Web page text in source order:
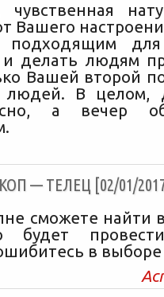
чувственная
Вашего
подходящим
делать людям
Вашей второй
людей. В целом,
а вечер
— ТЕЛЕЦ [02/01/
сможете найти
будет
в выборе